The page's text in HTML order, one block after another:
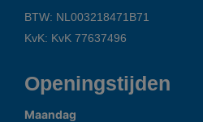
BTW: NL003218471B71
KvK: KvK 77637496
Openingstijden
Maandag